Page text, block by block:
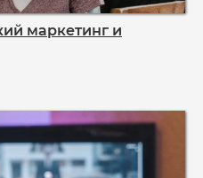
маркетинг и